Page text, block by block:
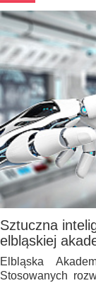
Sztuczna
elbląskiej
Elbląska
Stosowanych